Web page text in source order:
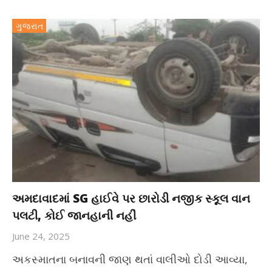
ગુજરાત
અમદાવાદમાં SG હાઈવે પર છારોડી નજીક સ્કૂલ વાન
પલટી, કોઈ જાનહાની નહીં
June 24, 2025
અકસ્માતના બનાવની જાણ થતાં વાલીઓ દોડી આવ્યા,